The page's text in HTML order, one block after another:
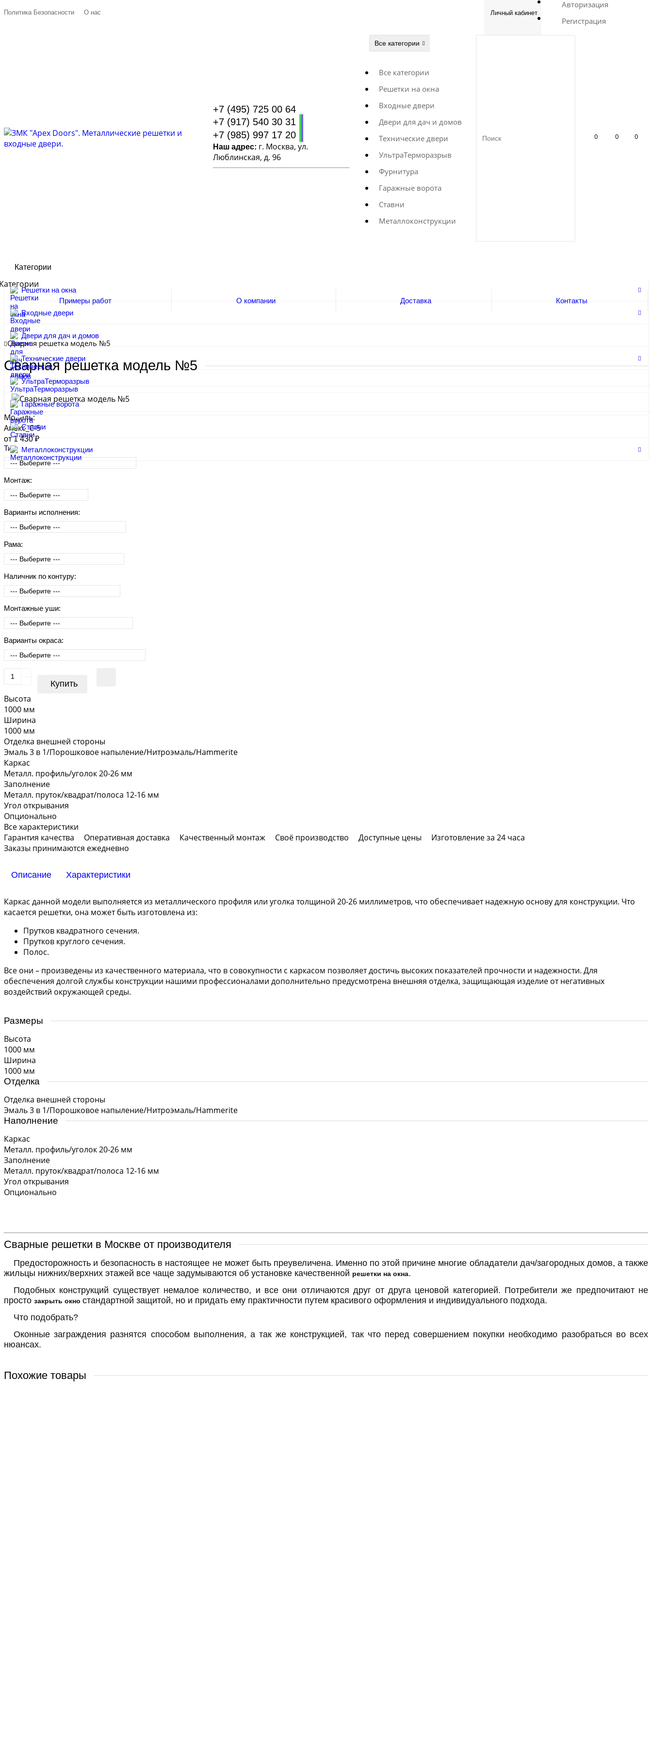
Политика Безопасности О нас Личный кабинет
Авторизация
Регистрация
Все категории
Все категории
Решетки на окна
Входные двери
Двери для дач и домов
Технические двери
УльтраТерморазрыв
Фурнитура
Гаражные ворота
Ставни
Металлоконструкции
+7 (495) 725 00 64
+7 (917) 540 30 31
+7 (985) 997 17 20
Наш адрес: г. Москва, ул.
Люблинская, д. 96
0 0 0
Категории
Решетки на окна
Входные двери
Двери для дач и домов
Технические двери
УльтраТерморазрыв
Гаражные ворота
Ставни
Металлоконструкции
Примеры работ О компании Доставка Контакты
Сварная решетка модель №5
Сварная решетка модель №5
Модель:
Апекс_С-5
от 1 430 ₽
Тип:
Монтаж:
Варианты исполнения:
Рама:
Наличник по контуру:
Монтажные уши:
Варианты окраса:
Купить
Высота
1000 мм
Ширина
1000 мм
Отделка внешней стороны
Эмаль 3 в 1/Порошковое напыление/Нитроэмаль/Hammerite
Каркас
Металл. профиль/уголок 20-26 мм
Заполнение
Металл. пруток/квадрат/полоса 12-16 мм
Угол открывания
Опционально
Все характеристики
Гарантия качества
Оперативная доставка Качественный монтаж Своё производство Доступные цены
Изготовление за 24 часа
Заказы принимаются ежедневно
Описание Характеристики
Каркас данной модели выполняется из металлического профиля или уголка толщиной 20-26 миллиметров, что обеспечивает надежную основу для конструкции. Что
касается решетки, она может быть изготовлена из:
Прутков квадратного сечения.
Прутков круглого сечения.
Полос.
Все они – произведены из качественного материала, что в совокупности с каркасом позволяет достичь высоких показателей прочности и надежности. Для
обеспечения долгой службы конструкции нашими профессионалами дополнительно предусмотрена внешняя отделка, защищающая изделие от негативных
воздействий окружающей среды.
Размеры
Высота
1000 мм
Ширина
1000 мм
Отделка
Отделка внешней стороны
Эмаль 3 в 1/Порошковое напыление/Нитроэмаль/Hammerite
Наполнение
Каркас
Металл. профиль/уголок 20-26 мм
Заполнение
Металл. пруток/квадрат/полоса 12-16 мм
Угол открывания
Опционально
Сварные решетки в Москве от производителя
Предосторожность и безопасность в настоящее не может быть преувеличена. Именно по этой причине многие обладатели дач/загородных домов, а также
жильцы нижних/верхних этажей все чаще задумываются об установке качественной решетки на окна.
Подобных конструкций существует немалое количество, и все они отличаются друг от друга ценовой категорией. Потребители же предпочитают не
просто закрыть окно стандартной защитой, но и придать ему практичности путем красивого оформления и индивидуального подхода.
Что подобрать?
Оконные заграждения разнятся способом выполнения, а так же конструкцией, так что перед совершением покупки необходимо разобраться во всех
нюансах.
Похожие товары